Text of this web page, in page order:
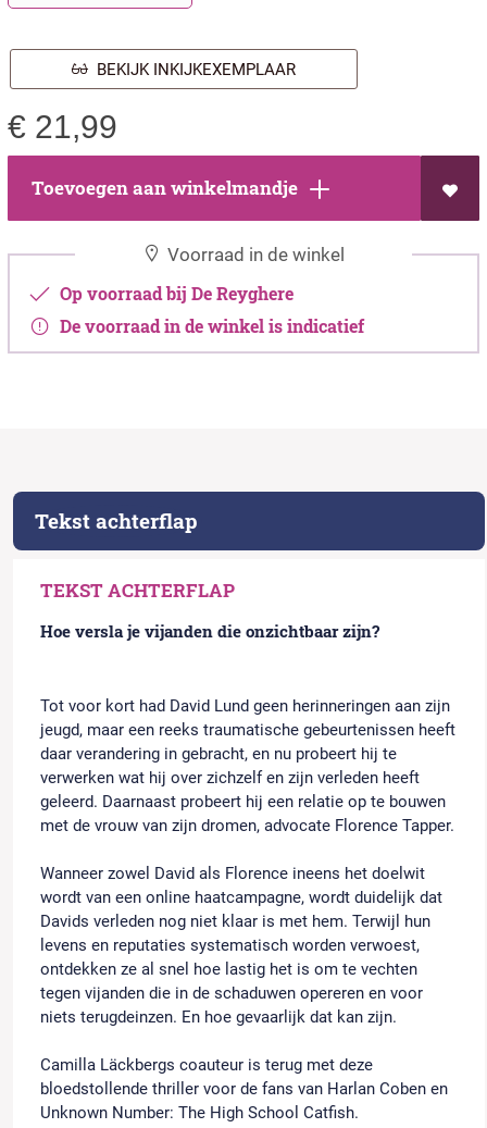
BEKIJK INKIJKEXEMPLAAR
€ 21,99
Toevoegen aan winkelmandje
Voorraad in de winkel
Op voorraad bij De Reyghere
De voorraad in de winkel is indicatief
Tekst achterflap
TEKST ACHTERFLAP
Hoe versla je vijanden die onzichtbaar zijn?
Tot voor kort had David Lund geen herinneringen aan zijn
jeugd, maar een reeks traumatische gebeurtenissen heeft
daar verandering in gebracht, en nu probeert hij te
verwerken wat hij over zichzelf en zijn verleden heeft
geleerd. Daarnaast probeert hij een relatie op te bouwen
met de vrouw van zijn dromen, advocate Florence Tapper.
Wanneer zowel David als Florence ineens het doelwit
wordt van een online haatcampagne, wordt duidelijk dat
Davids verleden nog niet klaar is met hem. Terwijl hun
levens en reputaties systematisch worden verwoest,
ontdekken ze al snel hoe lastig het is om te vechten
tegen vijanden die in de schaduwen opereren en voor
niets terugdeinzen. En hoe gevaarlijk dat kan zijn.
Camilla Läckbergs coauteur is terug met deze
bloedstollende thriller voor de fans van Harlan Coben en
Unknown Number: The High School Catfish.